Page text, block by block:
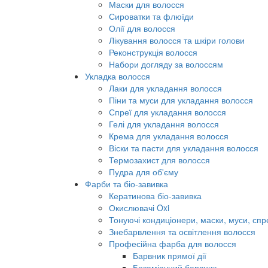
Маски для волосся
Сироватки та флюїди
Олії для волосся
Лікування волосся та шкіри голови
Реконструкція волосся
Набори догляду за волоссям
Укладка волосся
Лаки для укладання волосся
Піни та муси для укладання волосся
Спреї для укладання волосся
Гелі для укладання волосся
Крема для укладання волосся
Віски та пасти для укладання волосся
Термозахист для волосся
Пудра для об'єму
Фарби та біо-завивка
Кератинова біо-завивка
Окислювачі Oxi
Тонуючі кондиціонери, маски, муси,
Знебарвлення та освітлення волосся
Професійна фарба для волосся
Барвник прямої дії